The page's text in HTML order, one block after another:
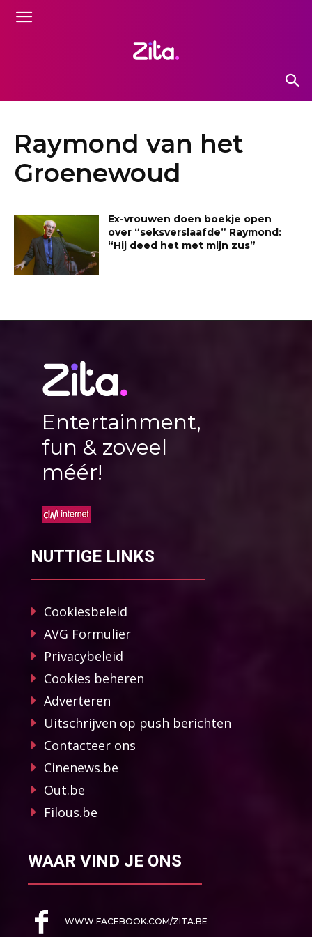
Raymond van het
Groenewoud
Ex-vrouwen doen boekje open
over “seksverslaafde” Raymond:
“Hij deed het met mijn zus”
Entertainment,
fun & zoveel
méér!
NUTTIGE LINKS
Cookiesbeleid
AVG Formulier
Privacybeleid
Cookies beheren
Adverteren
Uitschrijven op push berichten
Contacteer ons
Cinenews.be
Out.be
Filous.be
WAAR VIND JE ONS
WWW.FACEBOOK.COM/ZITA.BE